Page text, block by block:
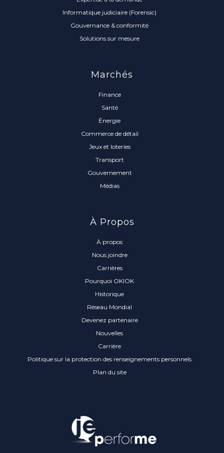
Informatique judiciaire (Forensic)
Gouvernance & conformité
Solutions sur mesure
Marchés
Finance
Santé
Énergie
Commerce de détail
Jeux et loteries
Transport
Gouvernement
Médias
À Propos
À propos
Nous joindre
Carrières
Pourquoi OKIOK
Historique
Réseau Mondial
Devenez partenaire
Nouvelles
Carrière
Politique sur la protection des renseignements personnels
Plan du site